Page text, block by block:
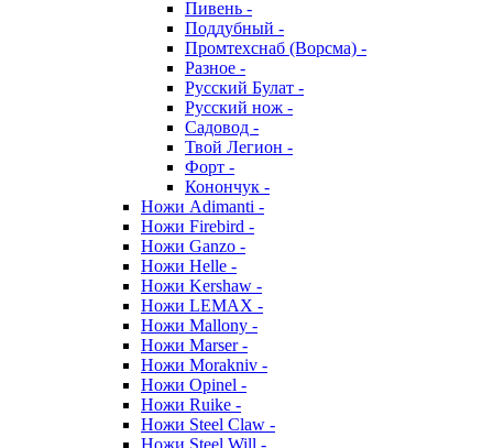
Пивень -
Поддубный -
Промтехснаб (Ворсма) -
Разное -
Русский Булат -
Русский нож -
Садовод -
Твой Легион -
Форт -
Конончук -
Ножи Adimanti -
Ножи Firebird -
Ножи Ganzo -
Ножи Helle -
Ножи Kershaw -
Ножи LEMAX -
Ножи Mallony -
Ножи Marser -
Ножи Morakniv -
Ножи Opinel -
Ножи Ruike -
Ножи Steel Claw -
Ножи Steel Will -